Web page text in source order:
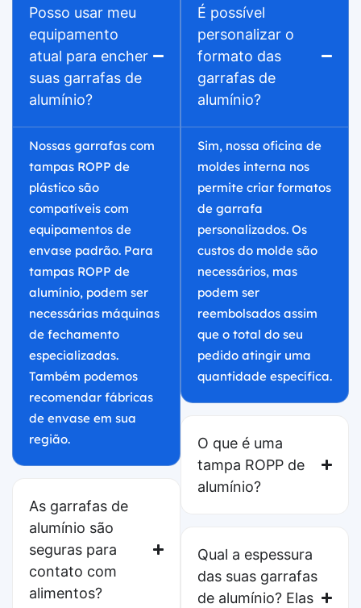
Posso usar meu
equipamento
atual para encher
suas garrafas de
alumínio?
Nossas garrafas com
tampas ROPP de
plástico são
compatíveis com
equipamentos de
envase padrão. Para
tampas ROPP de
alumínio, podem ser
necessárias máquinas
de fechamento
especializadas.
Também podemos
recomendar fábricas
de envase em sua
região.
As garrafas de
alumínio são
seguras para
contato com
alimentos?
É possível
personalizar o
formato das
garrafas de
alumínio?
Sim, nossa oficina de
moldes interna nos
permite criar formatos
de garrafa
personalizados. Os
custos do molde são
necessários, mas
podem ser
reembolsados assim
que o total do seu
pedido atingir uma
quantidade específica.
O que é uma
tampa ROPP de
alumínio?
Qual a espessura
das suas garrafas
de alumínio? Elas